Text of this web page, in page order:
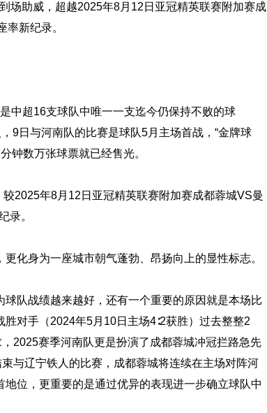
场助威，超越2025年8月12日亚冠精英联赛附加赛成
新纪录。
中超16支球队中唯一一支迄今仍保持不败的球
9日与河南队的比赛是球队5月主场首战，“金牌球
钟数万张球票就已经售光。
2025年8月12日亚冠精英联赛附加赛成都蓉城VS曼
录。
化身为一座城市朝气蓬勃、昂扬向上的显性标志。
队战绩越来越好，还有一个重要的原因就是本场比
对手（2024年5月10日主场4∶2获胜）过去整整2
2025赛季河南队更是扮演了成都蓉城冲冠拦路急先
与辽宁铁人的比赛，成都蓉城将连续在主场对阵河
位，更重要的是通过优异的表现进一步确立球队中